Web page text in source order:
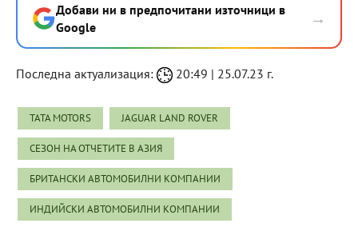
Добави ни в предпочитани източници в
Google
→
Последна актуализация: 20:49 | 25.07.23 г.
TATA MOTORS JAGUAR LAND ROVER
СЕЗОН НА ОТЧЕТИТЕ В АЗИЯ
БРИТАНСКИ АВТОМОБИЛНИ КОМПАНИИ
ИНДИЙСКИ АВТОМОБИЛНИ КОМПАНИИ